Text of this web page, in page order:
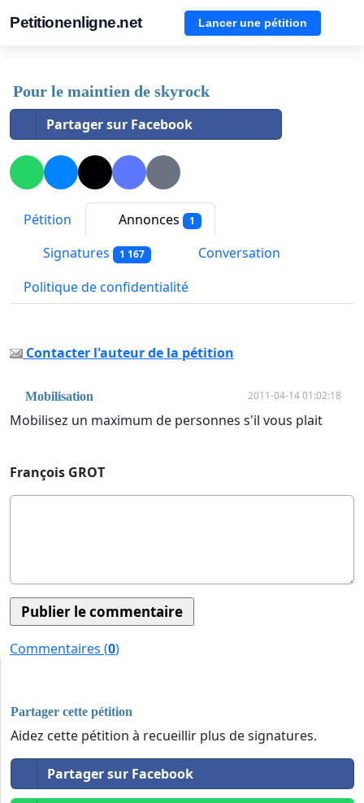
Petitionenligne.net Lancer une pétition
Pour le maintien de skyrock
Partager sur Facebook
Pétition Annonces 1
Signatures 1 167
Conversation
Politique de confidentialité
Contacter l'auteur de la pétition
Mobilisation 2011-04-14 01:02:18
Mobilisez un maximum de personnes s'il vous plait
François GROT
Commentaires (0)
Partager cette pétition
Aidez cette pétition à recueillir plus de signatures.
Partager sur Facebook